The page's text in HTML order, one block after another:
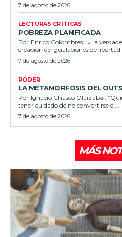
7 de agosto de 2026
LECTURAS CRÍTICAS
POBREZA PLANIFICADA
Por Enrico Colombres. «La
creación de igualaciones de libertad
7 de agosto de 2026
PODER
LA METAMORFOSIS DEL
Por Ignacio Chasco Olaizábal.
tener cuidado de no convertirse él...
7 de agosto de 2026
MÁS